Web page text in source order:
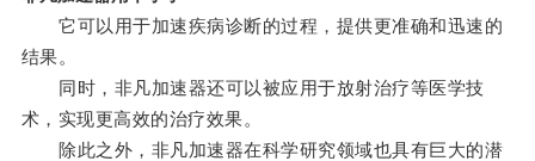
它可以用于加速疾病诊断的过程，提供更准确和迅速的
结果。
同时，非凡加速器还可以被应用于放射治疗等医学技
术，实现更高效的治疗效果。
除此之外，非凡加速器在科学研究领域也具有巨大的潜